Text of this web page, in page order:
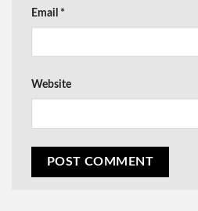
Email *
Website